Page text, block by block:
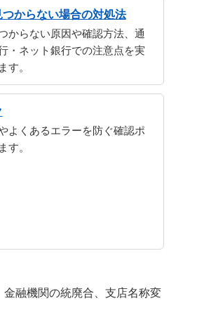
からない場合の対処法
からない原因や確認方法、通
・ネット銀行での注意点を実
す。
よくあるエラーを防ぐ確認ポ
す。
融機関の統廃合、支店名称変